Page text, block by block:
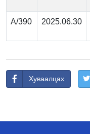
А/390 2025.06.30
Хуваалцах